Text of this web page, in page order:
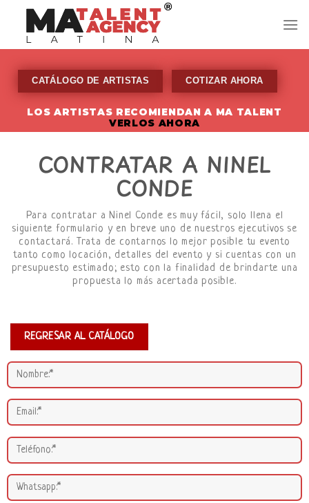
content
CATÁLOGO DE ARTISTAS COTIZAR AHORA
LOS ARTISTAS RECOMIENDAN A MA TALENT
VERLOS AHORA
CONTRATAR A NINEL
CONDE
Para contratar a Ninel Conde es muy fácil, solo llena el
siguiente formulario y en breve uno de nuestros ejecutivos se
contactará. Trata de contarnos lo mejor posible tu evento
tanto como locación, detalles del evento y si cuentas con un
presupuesto estimado; esto con la finalidad de brindarte una
propuesta lo más acertada posible.
REGRESAR AL CATÁLOGO